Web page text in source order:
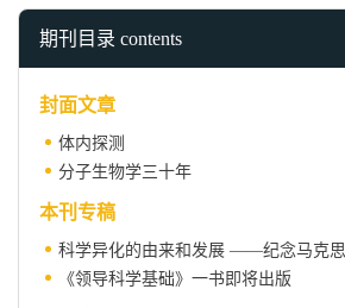
期刊目录 contents
封面文章
体内探测
分子生物学三十年
本刊专稿
科学异化的由来和发展 ——纪念马克
《领导科学基础》一书即将出版